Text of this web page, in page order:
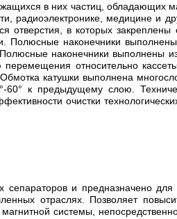
в них частиц, обладающих
радиоэлектронике, медицине и
в которых
Полюсные наконечники
наконечники выполнены
относительно
катушки выполнена
к предыдущему слою.
очистки
сепараторов и предназначено
отраслях. Позволяет
системы,